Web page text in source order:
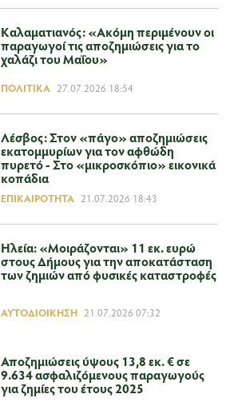
Καλαματιανός: «Ακόμη περιμένουν οι
παραγωγοί τις αποζημιώσεις για το
χαλάζι του Μαΐου»
ΠΟΛΙΤΙΚΆ 27.07.2026 18:54
Λέσβος: Στον «πάγο» αποζημιώσεις
εκατομμυρίων για τον αφθώδη
πυρετό - Στο «μικροσκόπιο» εικονικά
κοπάδια
ΕΠΙΚΑΙΡΌΤΗΤΑ 21.07.2026 18:43
Ηλεία: «Μοιράζονται» 11 εκ. ευρώ
στους Δήμους για την αποκατάσταση
των ζημιών από φυσικές καταστροφές
ΑΥΤΟΔΙΟΊΚΗΣΗ 21.07.2026 07:32
Αποζημιώσεις ύψους 13,8 εκ. € σε
9.634 ασφαλιζόμενους παραγωγούς
για ζημίες του έτους 2025